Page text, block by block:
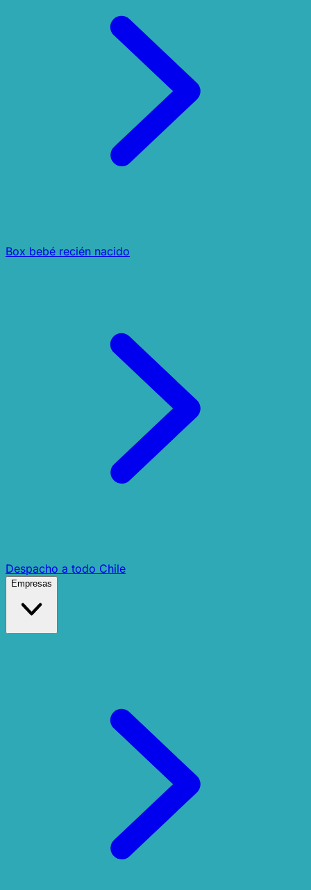
Box bebé recién nacido
Despacho a todo Chile
Empresas